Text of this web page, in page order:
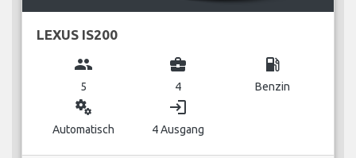
LEXUS IS200
group
5
business_center
4
local_gas_station
Benzin
miscellaneous_services
Automatisch
login
4 Ausgang